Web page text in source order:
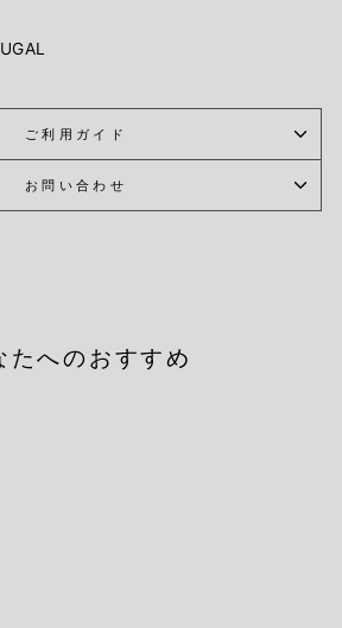
ご利用ガイド
お問い合わせ
たへのおすすめ